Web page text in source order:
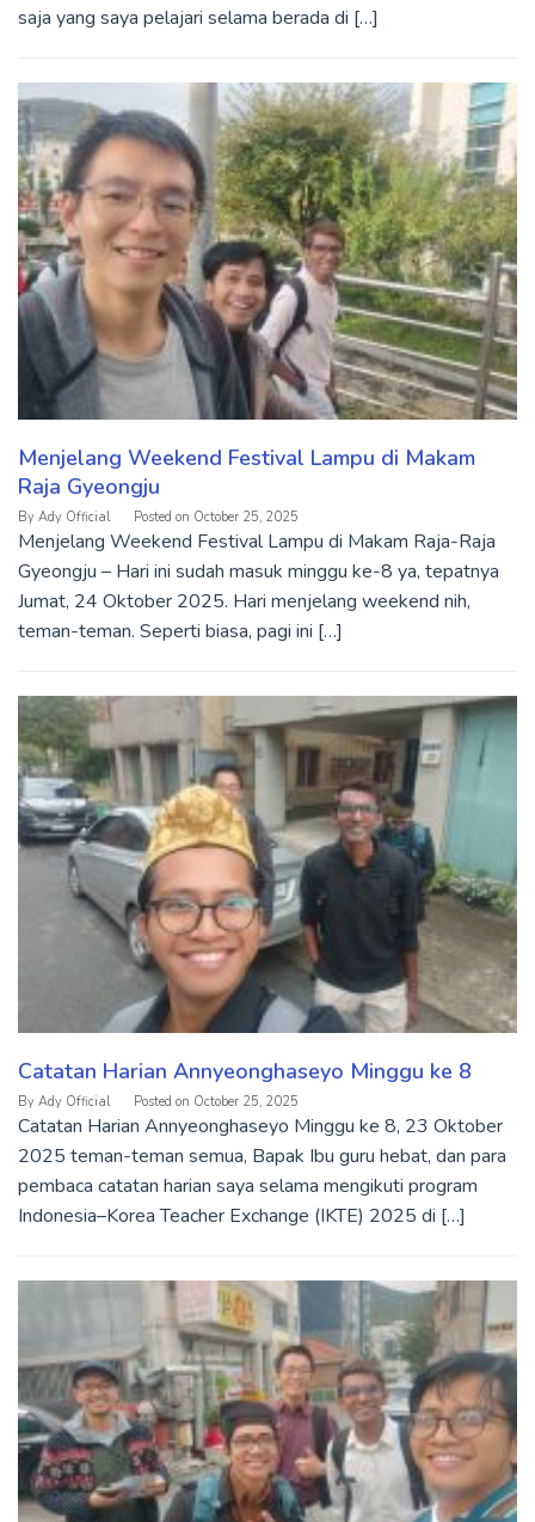
saja yang saya pelajari selama berada di […]
Menjelang Weekend Festival Lampu di Makam
Raja Gyeongju
By Ady Official Posted on October 25, 2025
Menjelang Weekend Festival Lampu di Makam Raja-Raja
Gyeongju – Hari ini sudah masuk minggu ke-8 ya, tepatnya
Jumat, 24 Oktober 2025. Hari menjelang weekend nih,
teman-teman. Seperti biasa, pagi ini […]
Catatan Harian Annyeonghaseyo Minggu ke 8
By Ady Official Posted on October 25, 2025
Catatan Harian Annyeonghaseyo Minggu ke 8, 23 Oktober
2025 teman-teman semua, Bapak Ibu guru hebat, dan para
pembaca catatan harian saya selama mengikuti program
Indonesia–Korea Teacher Exchange (IKTE) 2025 di […]